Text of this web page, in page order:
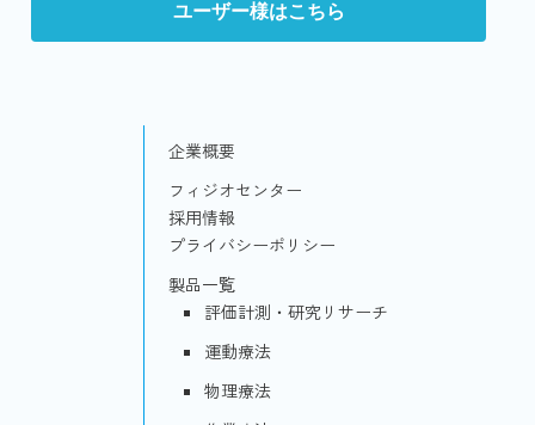
ユーザー様はこちら
企業概要
フィジオセンター
採用情報
プライバシーポリシー
製品一覧
評価計測・研究リサーチ
運動療法
物理療法